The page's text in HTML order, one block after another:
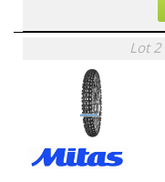
Lot 2